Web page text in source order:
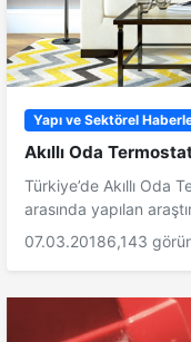
Yapı ve Sektörel
Akıllı Oda
Türkiye’de Akıllı Oda
arasında yapılan
07.03.20186,143